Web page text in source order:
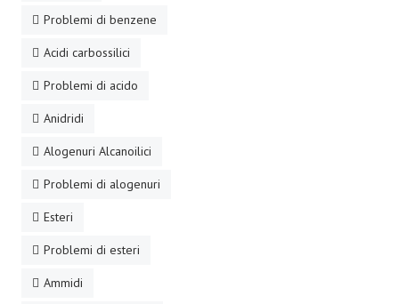
Problemi di benzene
Acidi carbossilici
Problemi di acido
Anidridi
Alogenuri Alcanoilici
Problemi di alogenuri
Esteri
Problemi di esteri
Ammidi